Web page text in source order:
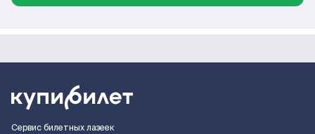
Сервис билетных лазеек